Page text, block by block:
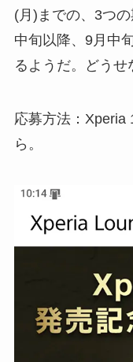
(月)までの、3つ
中旬以降、9月中
るようだ。どうせ
応募方法：
ら。